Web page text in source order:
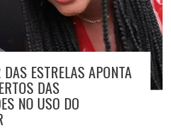
ESTRELAS APONTA
DAS
NO USO DO